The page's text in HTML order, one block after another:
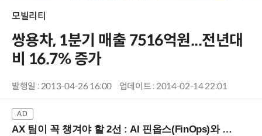
모빌리티
쌍용차, 1분기 매출 7516억원...전년대
비 16.7% 증가
발행일 : 2013-04-26 16:00 업데이트 : 2014-02-14 22:01
AX 팀이 꼭 챙겨야 할 2선 : AI 핀옵스(FinOps)와 토큰 거버넌스 (8/21 잠실역)